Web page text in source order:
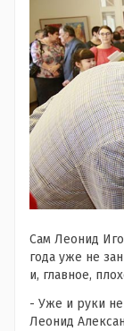
Сам Леонид
года уже не
и, главное,
- Уже и руки не
Леонид